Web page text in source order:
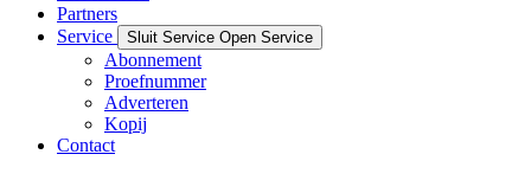
Partners
Service
Sluit Service Open Service
Abonnement
Proefnummer
Adverteren
Kopij
Contact